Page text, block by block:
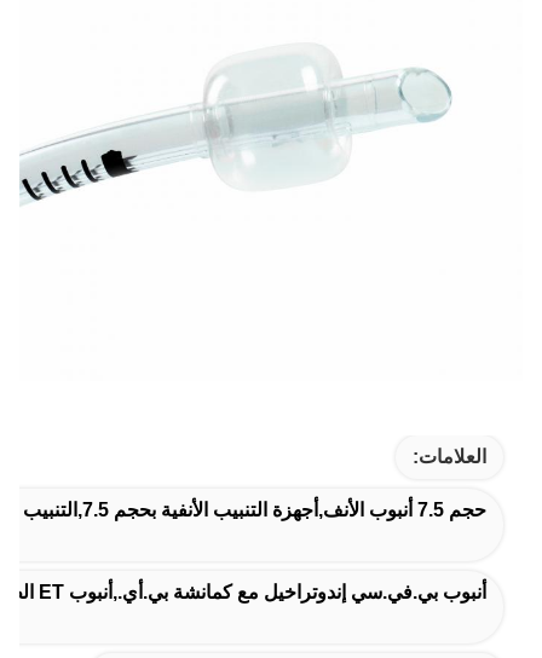
العلامات:
حجم 7.5 أنبوب الأنف,أجهزة التنبيب الأنفية بحجم 7.5,التنبيب الأنفي الغذائي المسبق
أنبوب بي.في.سي إندوتراخيل مع كمانشة بي.أي.,أنبوب ET الطبي مع منفذ شفط,الأنبوب الداخلي المستنشاق العادي